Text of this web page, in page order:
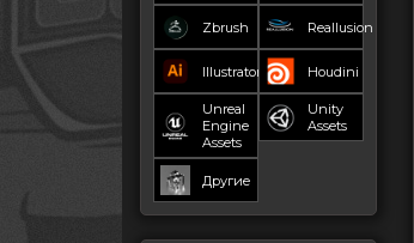
Zbrush Reallusion
Illustrator Houdini
Unreal
Engine
Assets
Unity
Assets
Другие